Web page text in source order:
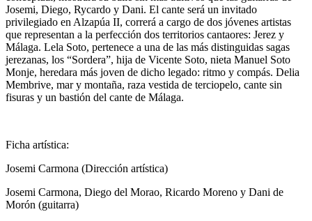
Josemi, Diego, Rycardo y Dani. El cante será un invitado
privilegiado en Alzapúa II, correrá a cargo de dos jóvenes artistas
que representan a la perfección dos territorios cantaores: Jerez y
Málaga. Lela Soto, pertenece a una de las más distinguidas sagas
jerezanas, los “Sordera”, hija de Vicente Soto, nieta Manuel Soto
Monje, heredara más joven de dicho legado: ritmo y compás. Delia
Membrive, mar y montaña, raza vestida de terciopelo, cante sin
fisuras y un bastión del cante de Málaga.
Ficha artística:
Josemi Carmona (Dirección artística)
Josemi Carmona, Diego del Morao, Ricardo Moreno y Dani de
Morón (guitarra)